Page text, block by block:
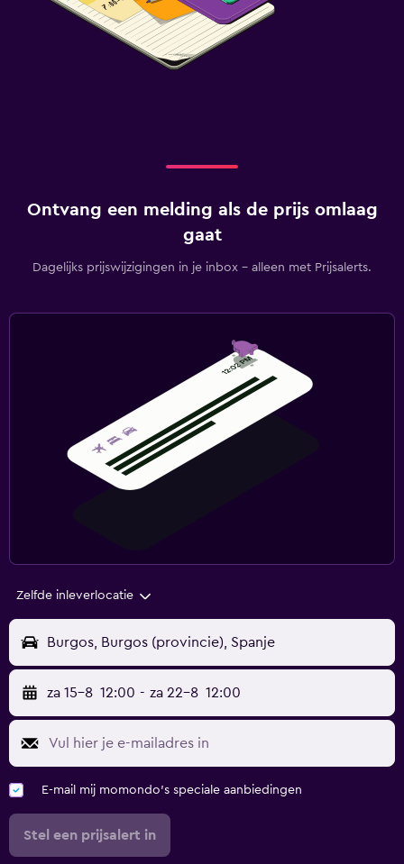
Ontvang een melding als de prijs omlaag
gaat
Dagelijks prijswijzigingen in je inbox - alleen met Prijsalerts.
Zelfde inleverlocatie
Burgos, Burgos (provincie), Spanje
za 15-8 12:00 - za 22-8 12:00
E-mail mij momondo's speciale aanbiedingen
Stel een prijsalert in